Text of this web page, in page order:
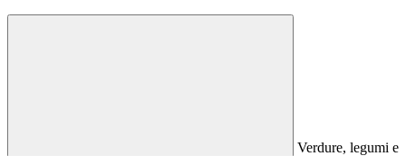
Verdure, legumi e